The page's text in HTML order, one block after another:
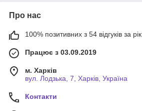
Про нас
100% позитивних з 54 відгуків за рік
Працює з 03.09.2019
м. Харків
вул. Лодзька, 7, Харків, Україна
Контакти